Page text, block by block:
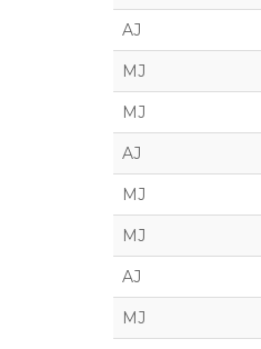
AJ
MJ
MJ
AJ
MJ
MJ
AJ
MJ